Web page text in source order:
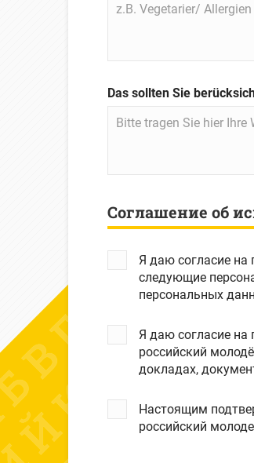
Das sollten Sie
Соглашение об
Я даю согласие на
следующие персональные данные: фамилия, имя и отчество субъекта персональных
персональных
Я даю согласие
российский
докладах,
Настоящим
российский